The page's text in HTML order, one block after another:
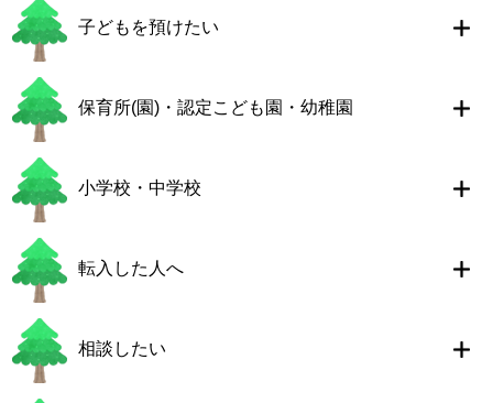
子どもを預けたい
保育所(園)・認定こども園・幼稚園
小学校・中学校
転入した人へ
相談したい